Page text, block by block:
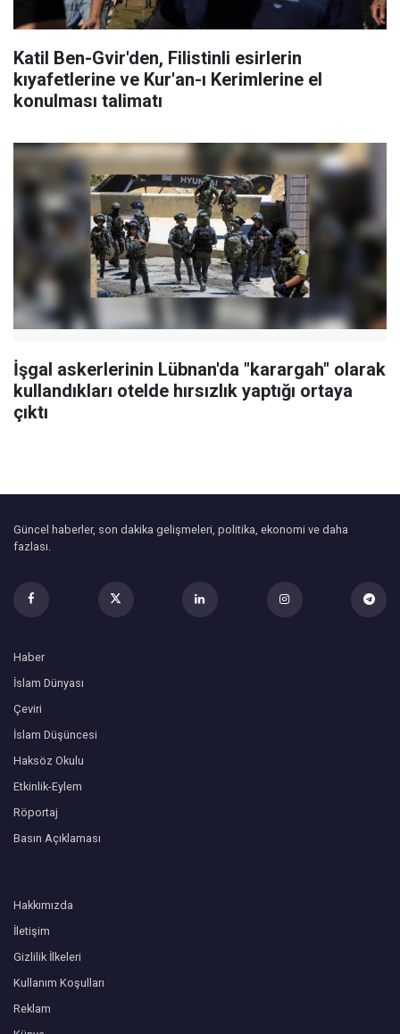
Katil Ben-Gvir'den, Filistinli esirlerin
kıyafetlerine ve Kur'an-ı Kerimlerine el
konulması talimatı
İşgal askerlerinin Lübnan'da "karargah" olarak
kullandıkları otelde hırsızlık yaptığı ortaya
çıktı
Güncel haberler, son dakika gelişmeleri, politika, ekonomi ve daha
fazlası.
Haber
İslam Dünyası
Çeviri
İslam Düşüncesi
Haksöz Okulu
Etkinlik-Eylem
Röportaj
Basın Açıklaması
Hakkımızda
İletişim
Gizlilik İlkeleri
Kullanım Koşulları
Reklam